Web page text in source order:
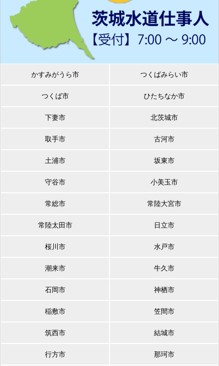
かすみがうら市 つくばみらい市
つくば市 ひたちなか市
下妻市 北茨城市
取手市 古河市
土浦市 坂東市
守谷市 小美玉市
常総市 常陸大宮市
常陸太田市 日立市
桜川市 水戸市
潮来市 牛久市
石岡市 神栖市
稲敷市 笠間市
筑西市 結城市
行方市 那珂市